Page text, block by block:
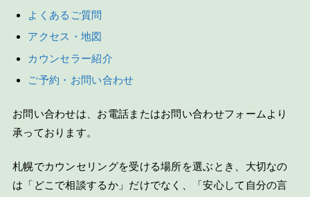
よくあるご質問
アクセス・地図
カウンセラー紹介
ご予約・お問い合わせ
お問い合わせは、お電話またはお問い合わせフォームより
承っております。
札幌でカウンセリングを受ける場所を選ぶとき、大切なの
は「どこで相談するか」だけでなく、「安心して自分の言